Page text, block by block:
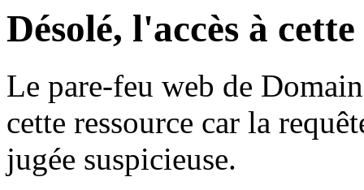
Désolé, l'accès à
Le pare-feu web de
cette ressource car la
jugée suspicieuse.